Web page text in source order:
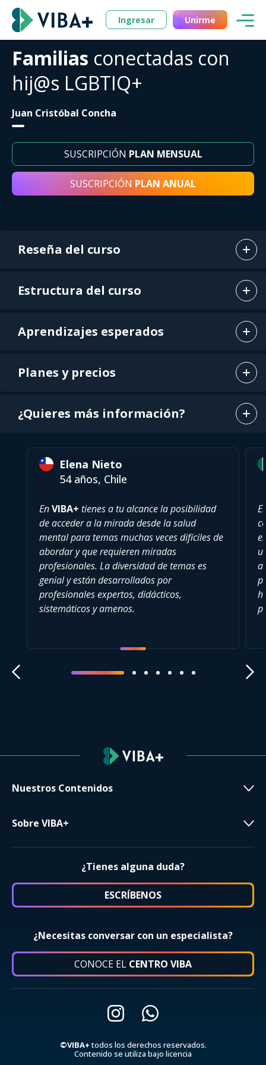
Ingresar Unirme
Familias conectadas con
hij@s LGBTIQ+
Juan Cristóbal Concha
SUSCRIPCIÓN PLAN MENSUAL
SUSCRIPCIÓN PLAN ANUAL
Reseña del curso
Estructura del curso
Aprendizajes esperados
Planes y precios
¿Quieres más información?
Elena Nieto
54 años, Chile
EnVIBA+ tienes a tu alcance la posibilidad
de acceder a la mirada desde la salud
mental para temas muchas veces difíciles de
abordar y que requieren miradas
profesionales. La diversidad de temas es
genial y están desarrollados por
profesionales expertos, didácticos,
sistemáticos y amenos.
Nuestros Contenidos
Sobre VIBA+
¿Tienes alguna duda?
ESCRÍBENOS
¿Necesitas conversar con un especialista?
CONOCE EL CENTRO VIBA
©VIBA+todos los derechos reservados.
Contenido se utiliza bajo licencia